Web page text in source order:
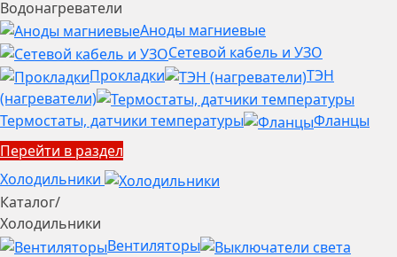
Водонагреватели
Аноды магниевые
Сетевой кабель и УЗО
Прокладки
ТЭН
(нагреватели)
Термостаты, датчики температуры
Фланцы
Перейти в раздел
Холодильники
Каталог/
Холодильники
Вентиляторы